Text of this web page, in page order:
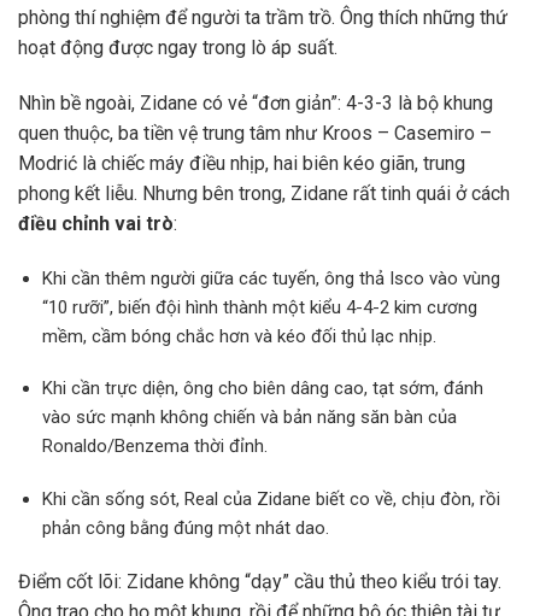
phòng thí nghiệm để người ta trầm trồ. Ông thích những thứ
hoạt động được ngay trong lò áp suất.
Nhìn bề ngoài, Zidane có vẻ “đơn giản”: 4-3-3 là bộ khung
quen thuộc, ba tiền vệ trung tâm như Kroos – Casemiro –
Modrić là chiếc máy điều nhịp, hai biên kéo giãn, trung
phong kết liễu. Nhưng bên trong, Zidane rất tinh quái ở cách
điều chỉnh vai trò:
Khi cần thêm người giữa các tuyến, ông thả Isco vào vùng
“10 rưỡi”, biến đội hình thành một kiểu 4-4-2 kim cương
mềm, cầm bóng chắc hơn và kéo đối thủ lạc nhịp.
Khi cần trực diện, ông cho biên dâng cao, tạt sớm, đánh
vào sức mạnh không chiến và bản năng săn bàn của
Ronaldo/Benzema thời đỉnh.
Khi cần sống sót, Real của Zidane biết co về, chịu đòn, rồi
phản công bằng đúng một nhát dao.
Điểm cốt lõi: Zidane không “dạy” cầu thủ theo kiểu trói tay.